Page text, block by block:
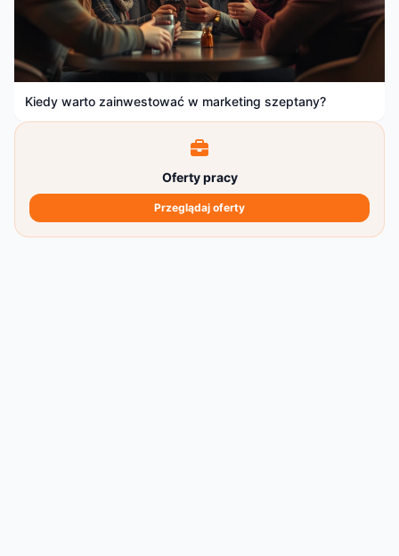
Kiedy warto zainwestować w marketing szeptany?
Oferty pracy
Przeglądaj oferty